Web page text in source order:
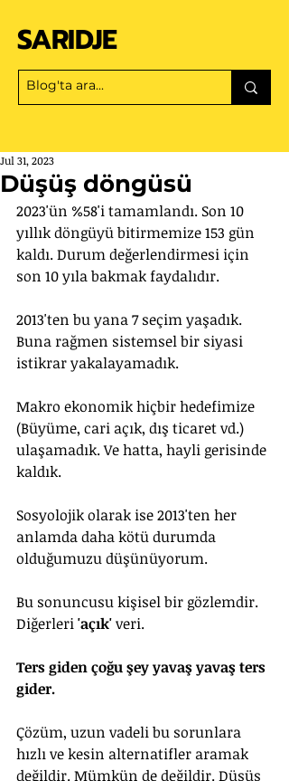
SARIDJE
Düşüş döngüsü
Jul 31, 2023
2023'ün %58'i tamamlandı. Son 10
yıllık döngüyü bitirmemize 153 gün
kaldı. Durum değerlendirmesi için
son 10 yıla bakmak faydalıdır.
2013'ten bu yana 7 seçim yaşadık.
Buna rağmen sistemsel bir siyasi
istikrar yakalayamadık.
Makro ekonomik hiçbir hedefimize
(Büyüme, cari açık, dış ticaret vd.)
ulaşamadık. Ve hatta, hayli gerisinde
kaldık.
Sosyolojik olarak ise 2013'ten her
anlamda daha kötü durumda
olduğumuzu düşünüyorum.
Bu sonuncusu kişisel bir gözlemdir.
Diğerleri 'açık' veri.
Ters giden çoğu şey yavaş yavaş ters
gider.
Çözüm, uzun vadeli bu sorunlara
hızlı ve kesin alternatifler aramak
değildir. Mümkün de değildir. Düşüş